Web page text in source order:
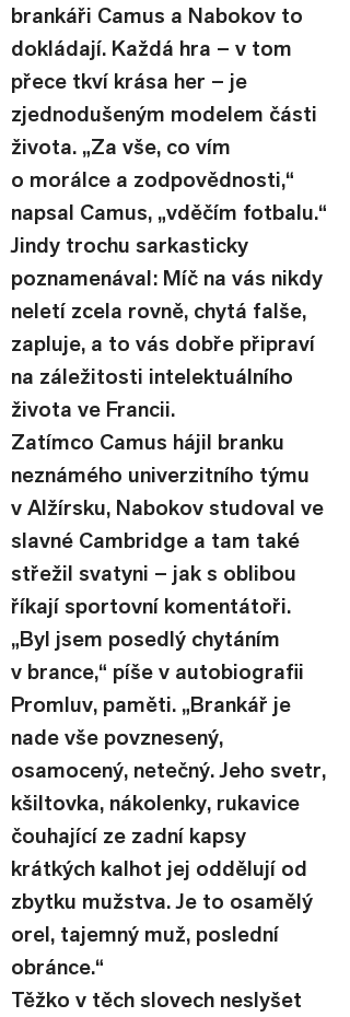
brankáři Camus a Nabokov to
dokládají. Každá hra – v tom
přece tkví krása her – je
zjednodušeným modelem části
života. „Za vše, co vím
o morálce a zodpovědnosti,“
napsal Camus, „vděčím fotbalu.“
Jindy trochu sarkasticky
poznamenával: Míč na vás nikdy
neletí zcela rovně, chytá falše,
zapluje, a to vás dobře připraví
na záležitosti intelektuálního
života ve Francii.
Zatímco Camus hájil branku
neznámého univerzitního týmu
v Alžírsku, Nabokov studoval ve
slavné Cambridge a tam také
střežil svatyni – jak s oblibou
říkají sportovní komentátoři.
„Byl jsem posedlý chytáním
v brance,“ píše v autobiografii
Promluv, paměti. „Brankář je
nade vše povznesený,
osamocený, netečný. Jeho svetr,
kšiltovka, nákolenky, rukavice
čouhající ze zadní kapsy
krátkých kalhot jej oddělují od
zbytku mužstva. Je to osamělý
orel, tajemný muž, poslední
obránce.“
Těžko v těch slovech neslyšet